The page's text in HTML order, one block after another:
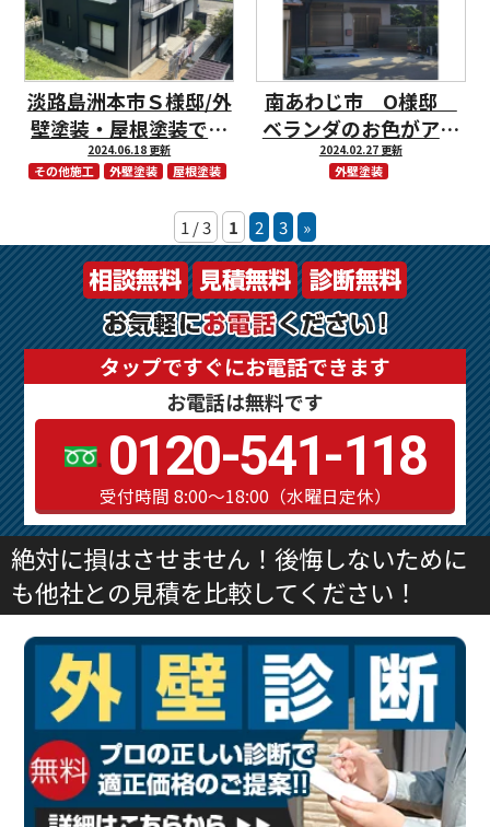
淡路島洲本市Ｓ様邸/外
壁塗装・屋根塗装で統
一感！
2024.06.18 更新
その他施工 外壁塗装 屋根塗装
南あわじ市 O様邸
ベランダのお色がアク
セントになりました！
2024.02.27 更新
外壁塗装
1 / 3 1 2 3 »
タップですぐにお電話できます
お電話は無料です
0120-541-118
受付時間 8:00～18:00（水曜日定休）
絶対に損はさせません！後悔しないために
も他社との見積を比較してください！